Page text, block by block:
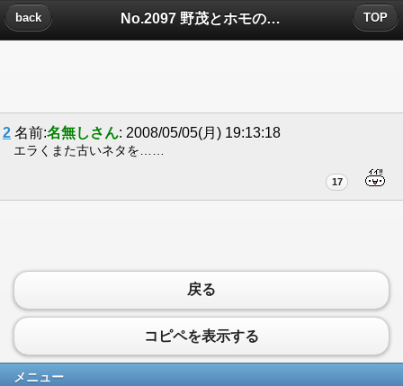
No.2097 野茂とホモの違いについたコメント
back TOP
2 名前:名無しさん: 2008/05/05(月) 19:13:18
エラくまた古いネタを……
17
戻る
コピペを表示する
メニュー